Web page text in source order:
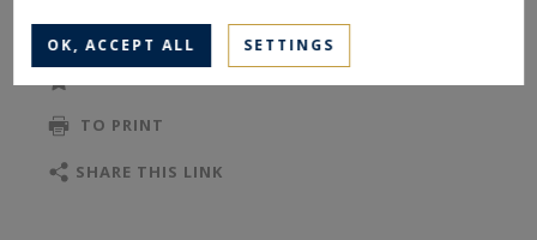
Le domaine est également composé d'une
maison de gardien avec deux garages, des
pigeonnier. L'ensemble étant à restaurer, avec
un potentiel d'aménagement en lieu de vie ou
TO PRINT
SHARE THIS LINK
OK, ACCEPT ALL SETTINGS